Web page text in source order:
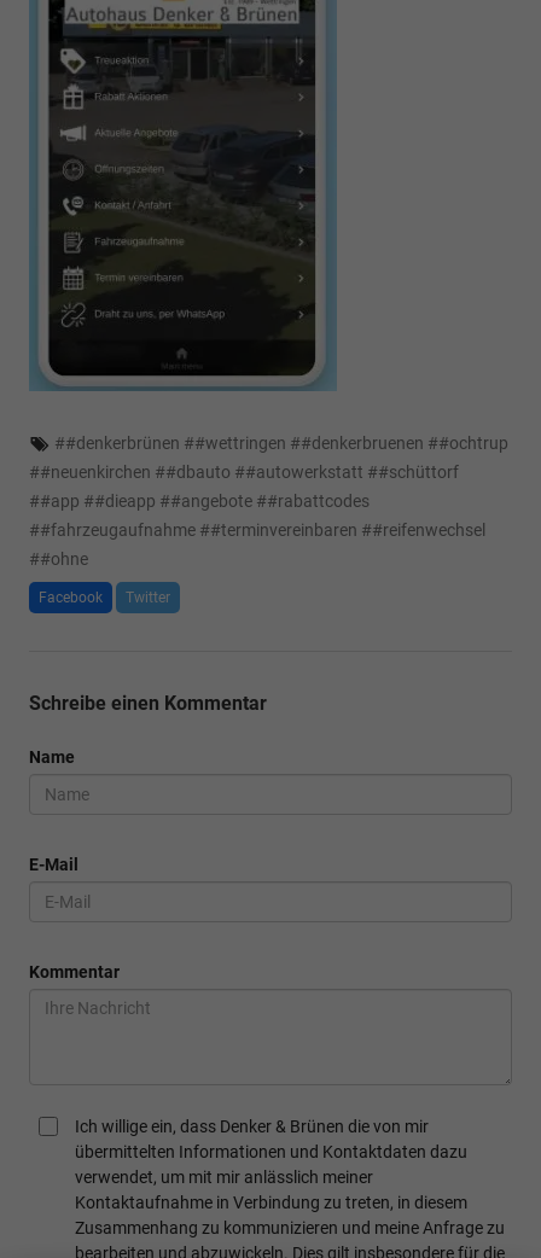
##denkerbrünen ##wettringen ##denkerbruenen ##ochtrup
##neuenkirchen ##dbauto ##autowerkstatt ##schüttorf
##app ##dieapp ##angebote ##rabattcodes
##fahrzeugaufnahme ##terminvereinbaren ##reifenwechsel
##ohne
Facebook Twitter
Schreibe einen Kommentar
Name
E-Mail
Kommentar
Ich willige ein, dass Denker & Brünen die von mir
übermittelten Informationen und Kontaktdaten dazu
verwendet, um mit mir anlässlich meiner
Kontaktaufnahme in Verbindung zu treten, in diesem
Zusammenhang zu kommunizieren und meine Anfrage zu
bearbeiten und abzuwickeln. Dies gilt insbesondere für die